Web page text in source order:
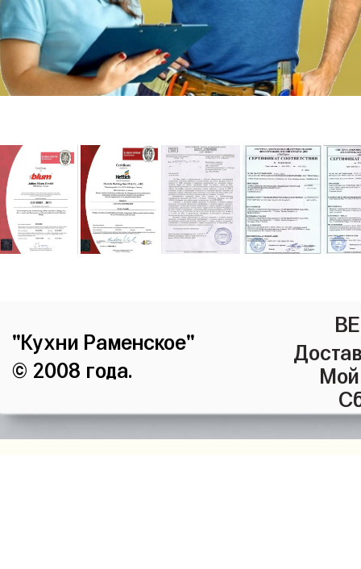
"Кухни Раменское"
© 2008 года.